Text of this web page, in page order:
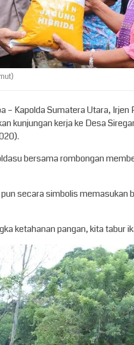
– Kapolda Sumatera Utara,
kunjungan kerja ke Desa
bersama rombongan
secara simbolis memasukan
ketahanan pangan, kita tabur